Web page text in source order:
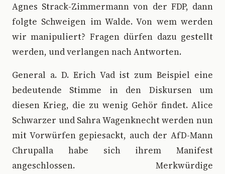
Agnes Strack-Zimmermann von der FDP, dann
folgte Schweigen im Walde. Von wem werden
wir manipuliert? Fragen dürfen dazu gestellt
werden, und verlangen nach Antworten.
General a. D. Erich Vad ist zum Beispiel eine
bedeutende Stimme in den Diskursen um
diesen Krieg, die zu wenig Gehör findet. Alice
Schwarzer und Sahra Wagenknecht werden nun
mit Vorwürfen gepiesackt, auch der AfD-Mann
Chrupalla habe sich ihrem Manifest
angeschlossen. Merkwürdige